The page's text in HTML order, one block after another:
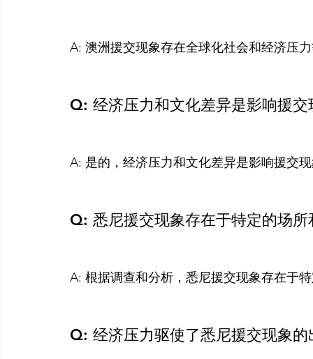
A: 澳洲援交现象存在全球化社会和经济压
Q: 经济压力和文化差异是影响援
A: 是的，经济压力和文化差异是影响援交
Q: 悉尼援交现象存在于特定的场
A: 根据调查和分析，悉尼援交现象存在于
Q: 经济压力驱使了悉尼援交现象